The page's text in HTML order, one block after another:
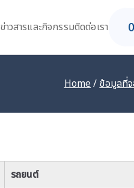
ข่าวสารและกิจกรรมติดต่อเรา
Home ข้อมูลที่
รถยนต์